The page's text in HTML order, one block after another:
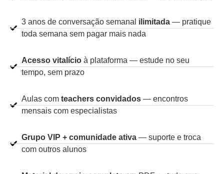
3 anos de conversação semanal ilimitada — pratique
toda semana sem pagar mais nada
Acesso vitalícioà plataforma — estude no seu
tempo, sem prazo
Aulas com teachers convidados— encontros
mensais com especialistas
Grupo VIP + comunidade ativa— suporte e troca
com outros alunos